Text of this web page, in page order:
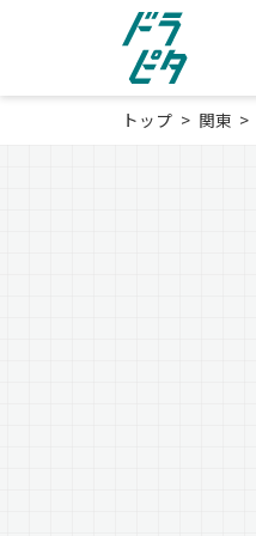
トップ 関東